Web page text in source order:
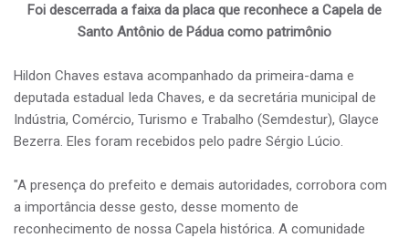
Foi descerrada a faixa da placa que reconhece a Capela de
Santo Antônio de Pádua como patrimônio
Hildon Chaves estava acompanhado da primeira-dama e
deputada estadual Ieda Chaves, e da secretária municipal de
Indústria, Comércio, Turismo e Trabalho (Semdestur), Glayce
Bezerra. Eles foram recebidos pelo padre Sérgio Lúcio.
"A presença do prefeito e demais autoridades, corrobora com
a importância desse gesto, desse momento de
reconhecimento de nossa Capela histórica. A comunidade